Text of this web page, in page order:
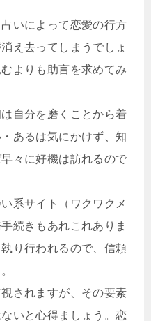
いによって恋愛の行方
え去ってしまうでしょ
よりも助言を求めてみ
自分を磨くことから着
あるは気にかけず、知
々に好機は訪れるので
系サイト（ワクワクメ
続きもあれこれありま
り行われるので、信頼
されますが、その要素
いと心得ましょう。恋